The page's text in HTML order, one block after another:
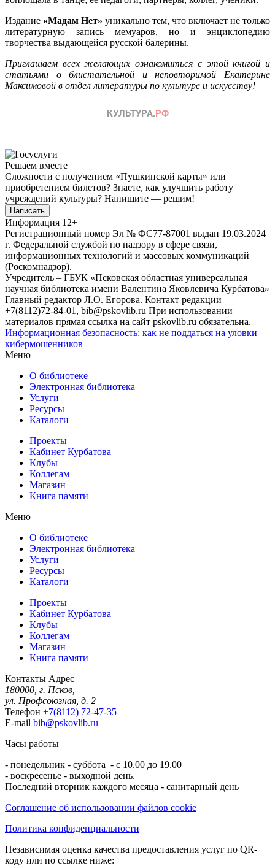
Издание «Мадам Нет» уникально тем, что включает не только
литературную запись мемуаров, но и энциклопедию
творчества выдающейся русской балерины.
Приглашаем всех желающих ознакомиться с этой книгой и
статьями о блистательной и неповторимой Екатерине
Максимовой в отдел литературы по культуре и искусству!
Решаем вместе
Сложности с получением «Пушкинской карты» или
приобретением билетов? Знаете, как улучшить работу
учреждений культуры? Напишите — решим!
Написать
Информация 12+
Регистрационный номер Эл № ФС77-87001 выдан 19.03.2024
г. Федеральной службой по надзору в сфере связи,
информационных технологий и массовых коммуникаций
(Роскомнадзор).
Учредитель – ГБУК «Псковская областная универсальная
научная библиотека имени Валентина Яковлевича Курбатова»
Главный редактор Л.О. Егорова. Контакт редакции
+7(8112)72-84-01, bib@pskovlib.ru При использовании
материалов прямая ссылка на сайт pskovlib.ru обязательна.
Информационная безопасность: как не поддаться на уловки
кибермошенников
Меню
О библиотеке
Электронная библиотека
Услуги
Ресурсы
Каталоги
Проекты
Кабинет Курбатова
Клубы
Коллегам
Магазин
Книга памяти
Меню
О библиотеке
Электронная библиотека
Услуги
Ресурсы
Каталоги
Проекты
Кабинет Курбатова
Клубы
Коллегам
Магазин
Книга памяти
Контакты Адрес
180000, г. Псков,
ул. Профсоюзная, д. 2
Телефон +7(8112) 72-47-35
E-mail bib@pskovlib.ru
Часы работы
- понедельник - суббота - с 10.00 до 19.00
- воскресенье - выходной день.
Последний вторник каждого месяца - санитарный день
Соглашение об использовании файлов cookie
Политика конфиденциальности
Независимая оценка качества предоставления услуг по QR-
коду или по ссылке ниже: